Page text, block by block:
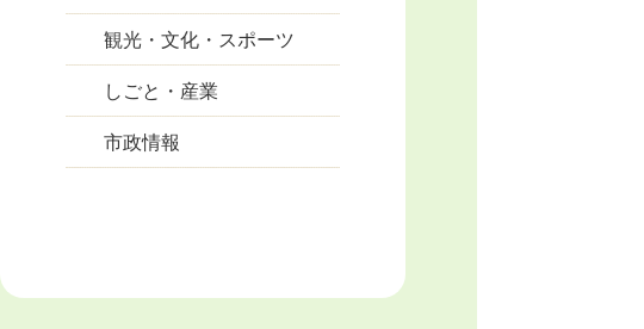
観光・文化・スポーツ
しごと・産業
市政情報